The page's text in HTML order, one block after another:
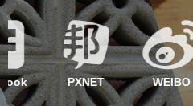
PXNET WEIBO